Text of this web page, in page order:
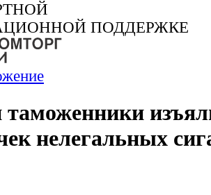
ПОДДЕРЖКЕ
нелегальных